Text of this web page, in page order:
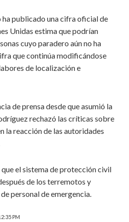
ha publicado una cifra oficial de
Unidas estima que podrían
cuyo paradero aún no ha
que continúa modificándose
de localización e
de prensa desde que asumió la
rechazó las críticas sobre
la reacción de las autoridades
el sistema de protección civil
de los terremotos y
personal de emergencia.
PM